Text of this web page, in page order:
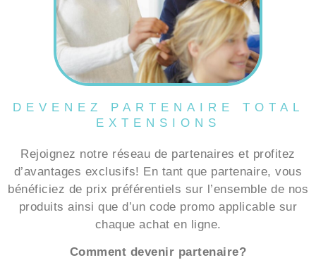
DEVENEZ PARTENAIRE TOTAL
EXTENSIONS
Rejoignez notre réseau de partenaires et profitez
d’avantages exclusifs! En tant que partenaire, vous
bénéficiez de prix préférentiels sur l’ensemble de nos
produits ainsi que d’un code promo applicable sur
chaque achat en ligne.
Comment devenir partenaire?